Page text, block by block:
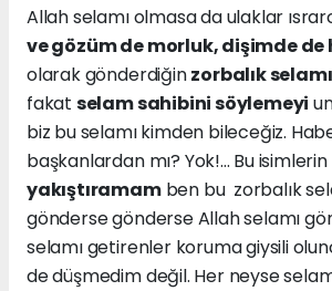
Allah selamı olmasa da ulaklar
ve gözüm de morluk, dişimde de
olarak gönderdiğinzorbalık
fakat selam sahibini söylemeyi
biz bu selamı kimden bileceğiz.
başkanlardan mı? Yok!... Bu
yakıştıramamben bu zorbalık
gönderse gönderse Allah selamı
selamı getirenler koruma giysili
de düşmedim değil. Her neyse